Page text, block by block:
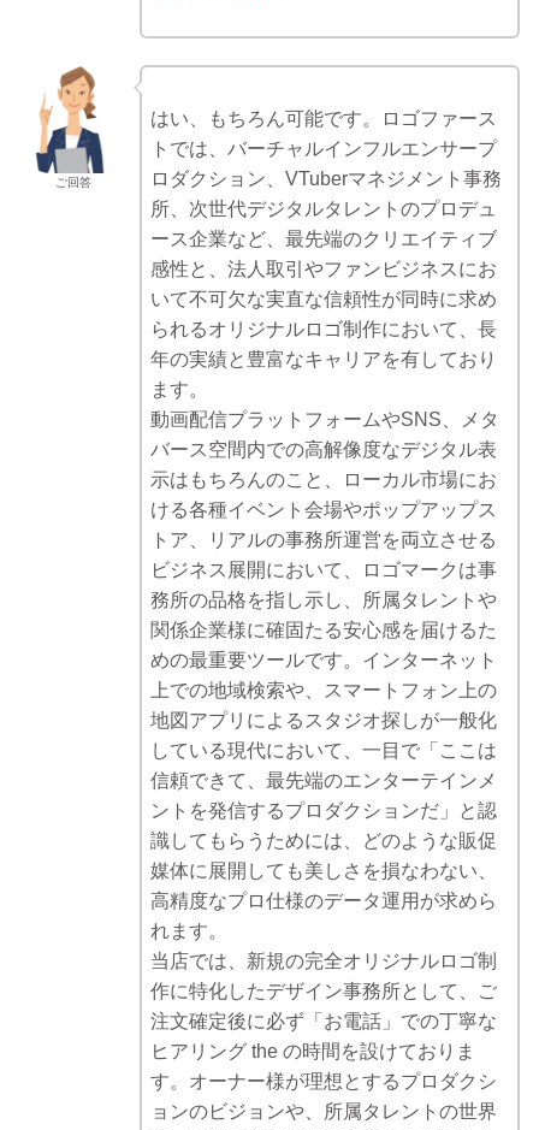
ご回答
はい、もちろん可能です。ロゴファース
トでは、バーチャルインフルエンサープ
ロダクション、VTuberマネジメント事務
所、次世代デジタルタレントのプロデュ
ース企業など、最先端のクリエイティブ
感性と、法人取引やファンビジネスにお
いて不可欠な実直な信頼性が同時に求め
られるオリジナルロゴ制作において、長
年の実績と豊富なキャリアを有しており
ます。
動画配信プラットフォームやSNS、メタ
バース空間内での高解像度なデジタル表
示はもちろんのこと、ローカル市場にお
ける各種イベント会場やポップアップス
トア、リアルの事務所運営を両立させる
ビジネス展開において、ロゴマークは事
務所の品格を指し示し、所属タレントや
関係企業様に確固たる安心感を届けるた
めの最重要ツールです。インターネット
上での地域検索や、スマートフォン上の
地図アプリによるスタジオ探しが一般化
している現代において、一目で「ここは
信頼できて、最先端のエンターテインメ
ントを発信するプロダクションだ」と認
識してもらうためには、どのような販促
媒体に展開しても美しさを損なわない、
高精度なプロ仕様のデータ運用が求めら
れます。
当店では、新規の完全オリジナルロゴ制
作に特化したデザイン事務所として、ご
注文確定後に必ず「お電話」での丁寧な
ヒアリング the の時間を設けておりま
す。オーナー様が理想とするプロダクシ
ョンのビジョンや、所属タレントの世界